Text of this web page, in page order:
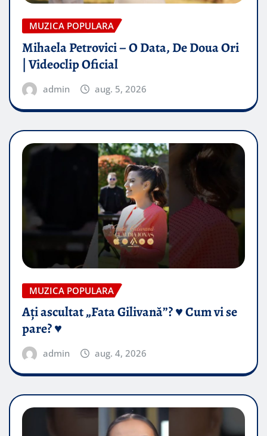
MUZICA POPULARA
Mihaela Petrovici – O Data, De Doua Ori
| Videoclip Oficial
admin aug. 5, 2026
MUZICA POPULARA
Ați ascultat „Fata Gilivană”? ♥️ Cum vi se
pare? ♥️
admin aug. 4, 2026